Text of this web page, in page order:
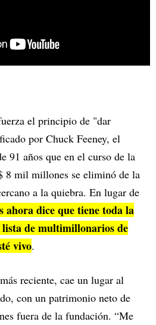
el principio de "dar
por Chuck Feeney, el
91 años que en el curso de la
8 mil millones se eliminó de la
a la quiebra. En lugar de
ahora dice que tiene toda la
de multimillonarios de
vivo.
reciente, cae un lugar al
con un patrimonio neto de
fuera de la fundación. “Me